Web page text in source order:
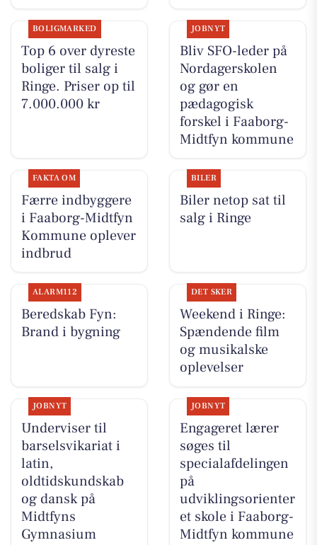
BOLIGMARKED
Top 6 over dyreste
boliger til salg i
Ringe. Priser op til
7.000.000 kr
JOBNYT
Bliv SFO-leder på
Nordagerskolen
og gør en
pædagogisk
forskel i Faaborg-
Midtfyn kommune
FAKTA OM
Færre indbyggere
i Faaborg-Midtfyn
Kommune oplever
indbrud
BILER
Biler netop sat til
salg i Ringe
ALARM112
Beredskab Fyn:
Brand i bygning
DET SKER
Weekend i Ringe:
Spændende film
og musikalske
oplevelser
JOBNYT
Underviser til
barselsvikariat i
latin,
oldtidskundskab
og dansk på
Midtfyns
Gymnasium
JOBNYT
Engageret lærer
søges til
specialafdelingen
på
udviklingsorienter
et skole i Faaborg-
Midtfyn kommune